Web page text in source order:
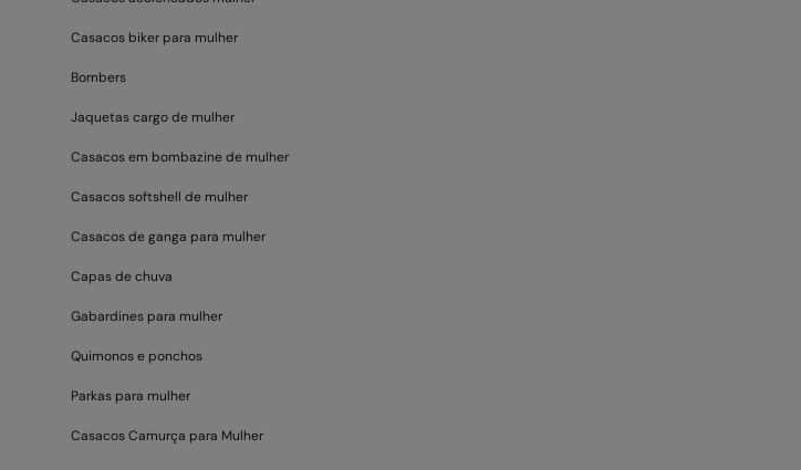
Casacos biker para mulher
Bombers
Jaquetas cargo de mulher
Casacos em bombazine de mulher
Casacos softshell de mulher
Casacos de ganga para mulher
Capas de chuva
Gabardines para mulher
Quimonos e ponchos
Parkas para mulher
Casacos Camurça para Mulher